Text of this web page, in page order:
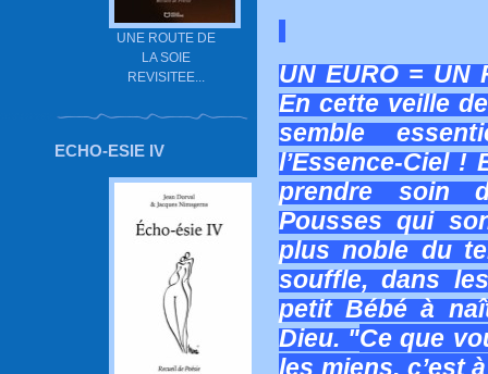
UNE ROUTE DE
LA SOIE
REVISITEE...
ECHO-ESIE IV
UN EURO = UN
En cette veille
semble
l’Essence-Ciel !
prendre soin
Pousses qui
plus noble du
souffle, dans
petit Bébé à
Dieu. "Ce que
les miens, c’est